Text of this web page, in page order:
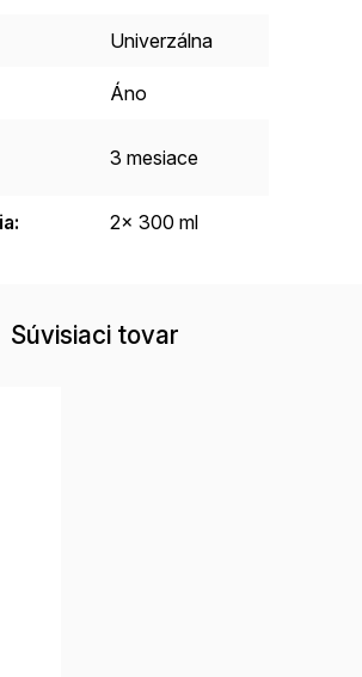
Univerzálna
Áno
3 mesiace
: 2x 300 ml
Súvisiaci tovar